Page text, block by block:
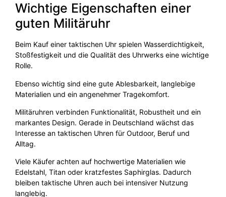
Wichtige Eigenschaften einer
guten Militäruhr
Beim Kauf einer taktischen Uhr spielen Wasserdichtigkeit,
Stoßfestigkeit und die Qualität des Uhrwerks eine wichtige
Rolle.
Ebenso wichtig sind eine gute Ablesbarkeit, langlebige
Materialien und ein angenehmer Tragekomfort.
Militäruhren verbinden Funktionalität, Robustheit und ein
markantes Design. Gerade in Deutschland wächst das
Interesse an taktischen Uhren für Outdoor, Beruf und
Alltag.
Viele Käufer achten auf hochwertige Materialien wie
Edelstahl, Titan oder kratzfestes Saphirglas. Dadurch
bleiben taktische Uhren auch bei intensiver Nutzung
langlebig.